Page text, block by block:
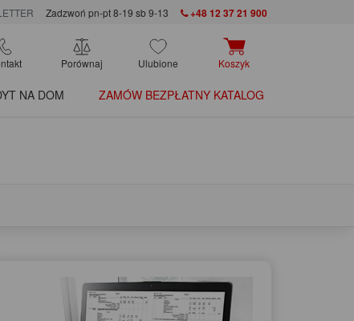
Zadzwoń pn-pt 8-19 sb 9-13 +48 12 37 21 900
Porównaj Ulubione Koszyk
NA DOM ZAMÓW BEZPŁATNY KATALOG